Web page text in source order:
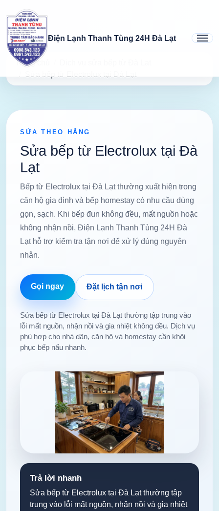
Điện Lạnh Thanh Tùng 24H Đà Lạt
Trang chủ
SỬA THEO HÃNG
Sửa bếp từ Electrolux tại Đà
Lạt
Bếp từ Electrolux tại Đà Lạt thường xuất hiện trong
căn hộ gia đình và bếp homestay có nhu cầu dùng
gọn, sạch. Khi bếp đun không đều, mất nguồn hoặc
không nhận nồi, Điện Lạnh Thanh Tùng 24H Đà
Lạt hỗ trợ kiểm tra tận nơi để xử lý đúng nguyên
nhân.
Gọi ngay Đặt lịch tận nơi
Sửa bếp từ Electrolux tại Đà Lạt thường tập trung vào
lỗi mất nguồn, nhận nồi và gia nhiệt không đều. Dịch vụ
phù hợp cho nhà dân, căn hộ và homestay cần khôi
phục bếp nấu nhanh.
Trả lời nhanh
Sửa bếp từ Electrolux tại Đà Lạt thường tập
trung vào lỗi mất nguồn, nhận nồi và gia nhiệt